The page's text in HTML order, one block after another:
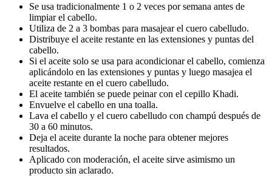
Se usa tradicionalmente 1 o 2 veces por semana antes de
limpiar el cabello.
Utiliza de 2 a 3 bombas para masajear el cuero cabelludo.
Distribuye el aceite restante en las extensiones y puntas del
cabello.
Si el aceite solo se usa para acondicionar el cabello, comienza
aplicándolo en las extensiones y puntas y luego masajea el
aceite restante en el cuero cabelludo.
El aceite también se puede peinar con el cepillo Khadi.
Envuelve el cabello en una toalla.
Lava el cabello y el cuero cabelludo con champú después de
30 a 60 minutos.
Deja el aceite durante la noche para obtener mejores
resultados.
Aplicado con moderación, el aceite sirve asimismo un
producto sin aclarado.